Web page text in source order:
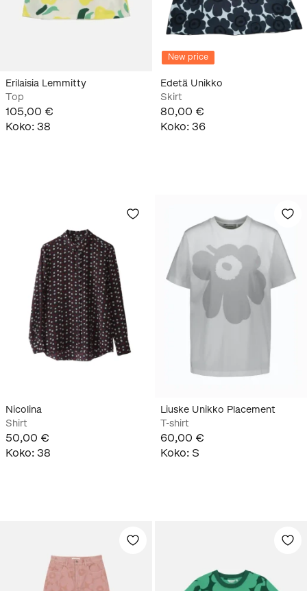
Erilaisia Lemmitty
Top
105,00 €
Koko: 38
New price
Edetä Unikko
Skirt
80,00 €
Koko: 36
Nicolina
Shirt
50,00 €
Koko: 38
Liuske Unikko Placement
T-shirt
60,00 €
Koko: S